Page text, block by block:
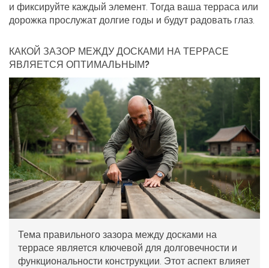
и фиксируйте каждый элемент. Тогда ваша терраса или
дорожка прослужат долгие годы и будут радовать глаз.
КАКОЙ ЗАЗОР МЕЖДУ ДОСКАМИ НА ТЕРРАСЕ
ЯВЛЯЕТСЯ ОПТИМАЛЬНЫМ?
Тема правильного зазора между досками на
террасе является ключевой для долговечности и
функциональности конструкции. Этот аспект влияет